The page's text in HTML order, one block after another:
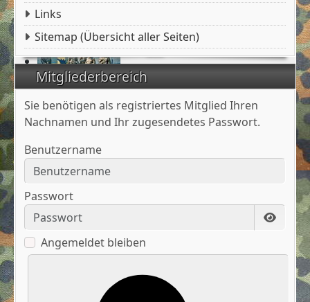
Links
Sitemap (Übersicht aller Seiten)
Mitgliederbereich
Sie benötigen als registriertes Mitglied Ihren
Nachnamen und Ihr zugesendetes Passwort.
Benutzername
Passwort
Angemeldet bleiben